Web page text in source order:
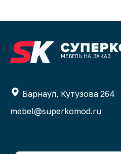
МЕБЕЛЬ НА ЗАКАЗ
Барнаул, Кутузова 264
mebel@superkomod.ru